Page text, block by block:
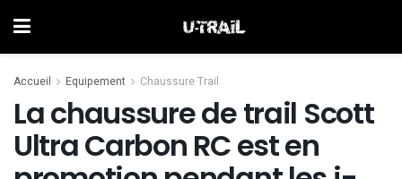
Accueil Equipement Chaussure Trail
La chaussure de trail Scott
Ultra Carbon RC est en